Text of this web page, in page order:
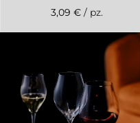
3,09 € / pz.